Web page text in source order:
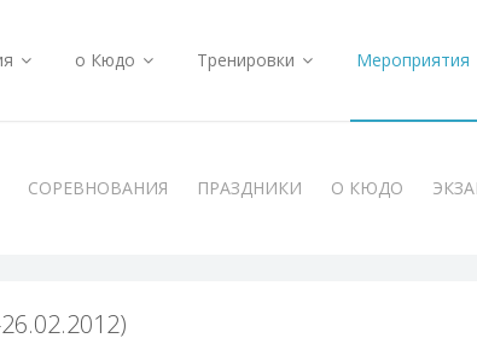
о Кюдо Тренировки Мероприятия
СОРЕВНОВАНИЯ ПРАЗДНИКИ О КЮДО